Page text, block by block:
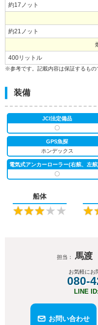
約17ノット
約21ノット
400リットル
※参考です。記載内容は保証するもの
装備
JCI法定備品
〇
GPS魚探
ホンデックス
〇
船体
★★★★★ ★
担当： 馬渡
お気軽にお
080-
LINE
お問い合わせ